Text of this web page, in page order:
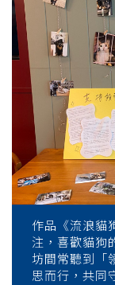
作品《流浪貓
注，喜歡貓狗
坊間常聽到「
思而行，共同